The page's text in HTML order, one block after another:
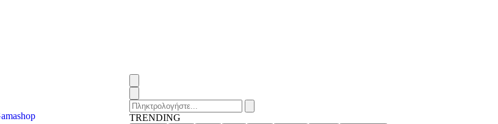
TRENDING